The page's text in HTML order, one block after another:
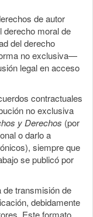
de autor
derecho moral de
del derecho
no exclusiva—
legal en acceso
contractuales
no exclusiva
y Derechos (por
o darlo a
siempre que
se publicó por
de transmisión de
debidamente
Este formato